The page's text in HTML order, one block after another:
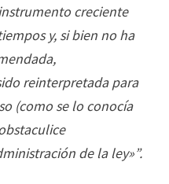
creciente
y, si bien no ha
reinterpretada para
(como se lo conocía
de la ley»”.